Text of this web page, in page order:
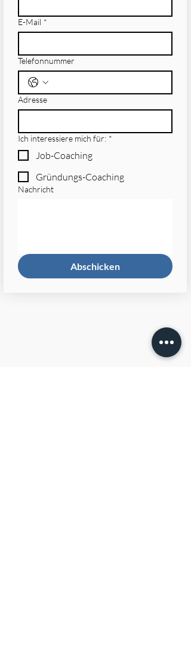
E-Mail *
Telefonnummer
Adresse
Ich interessiere mich für: *
Job-Coaching
Gründungs-Coaching
Nachricht
Abschicken